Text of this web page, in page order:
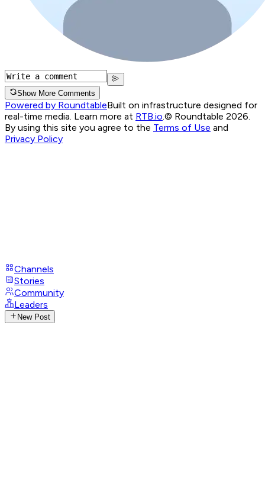
Show More Comments
Powered by RoundtableBuilt on infrastructure designed for
real-time media. Learn more at RTB.io © Roundtable 2026.
By using this site you agree to the Terms of Use and
Privacy Policy
Channels
Stories
Community
Leaders
New Post